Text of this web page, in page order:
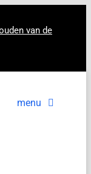
van de
menu